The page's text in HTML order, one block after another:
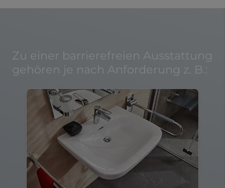
Zu einer barrierefreien Ausstattung
gehören je nach Anforderung z. B.: